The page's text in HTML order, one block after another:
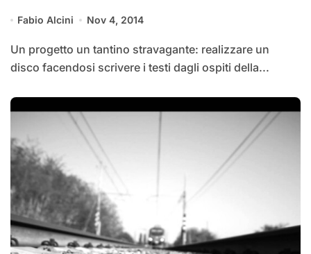
Fabio Alcini Nov 4, 2014
Un progetto un tantino stravagante: realizzare un
disco facendosi scrivere i testi dagli ospiti della...